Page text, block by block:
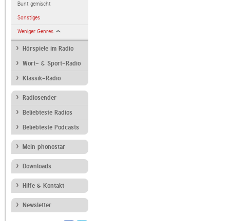
Bunt gemischt
Sonstiges
Weniger Genres
Hörspiele im Radio
Wort- & Sport-Radio
Klassik-Radio
Radiosender
Beliebteste Radios
Beliebteste Podcasts
Mein phonostar
Downloads
Hilfe & Kontakt
Newsletter